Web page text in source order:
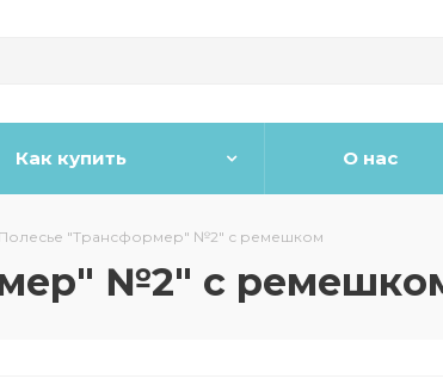
Как купить О нас
Полесье "Трансформер" №2" с ремешком
№2" с